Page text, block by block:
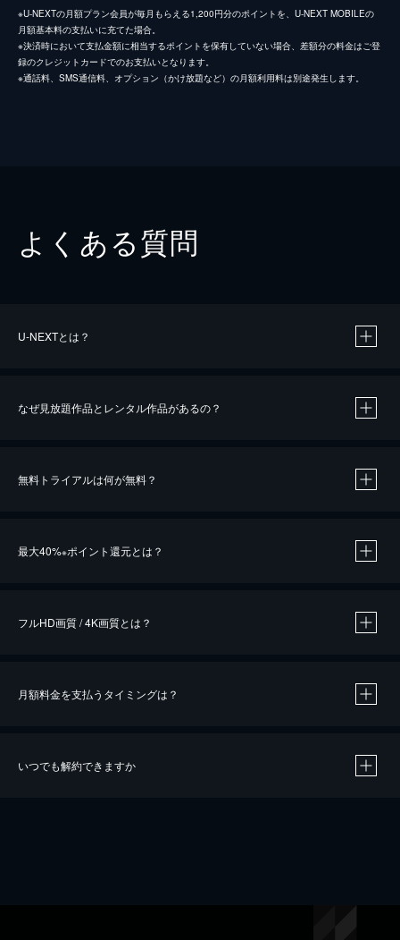
※U-NEXTの月額プラン会員が毎月もらえる1,200円分のポイントを、U-NEXT MOBILEの
月額基本料の支払いに充てた場合。
※決済時において支払金額に相当するポイントを保有していない場合、差額分の料金はご登
録のクレジットカードでのお支払いとなります。
※通話料、SMS通信料、オプション（かけ放題など）の月額利用料は別途発生します。
よくある質問
U-NEXTとは？
なぜ見放題作品とレンタル作品があるの？
無料トライアルは何が無料？
最大40%※ポイント還元とは？
※40％ポイント還元の対象は、クレジットカード決済による作品の購入 / レンタルです。
iOSアプリのUコイン決済による作品の購入 / レンタルは、20％のポイント還元です。
フルHD画質 / 4K画質とは？
月額料金を支払うタイミングは？
いつでも解約できますか